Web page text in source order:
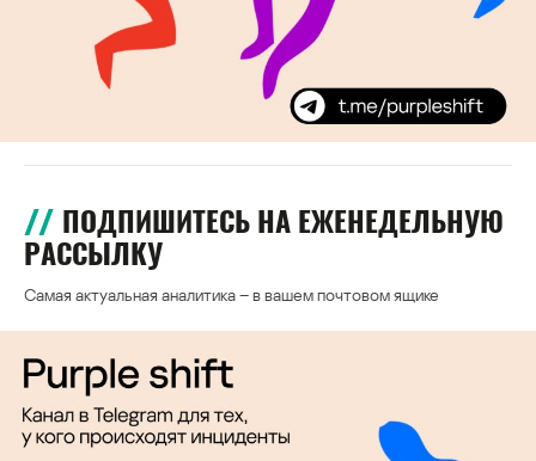
ПОДПИШИТЕСЬ НА ЕЖЕНЕДЕЛЬНУЮ
РАССЫЛКУ
Самая актуальная аналитика – в вашем почтовом ящике